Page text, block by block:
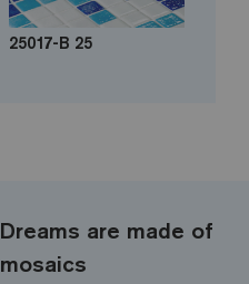
25017-B 25
Dreams are made of
mosaics